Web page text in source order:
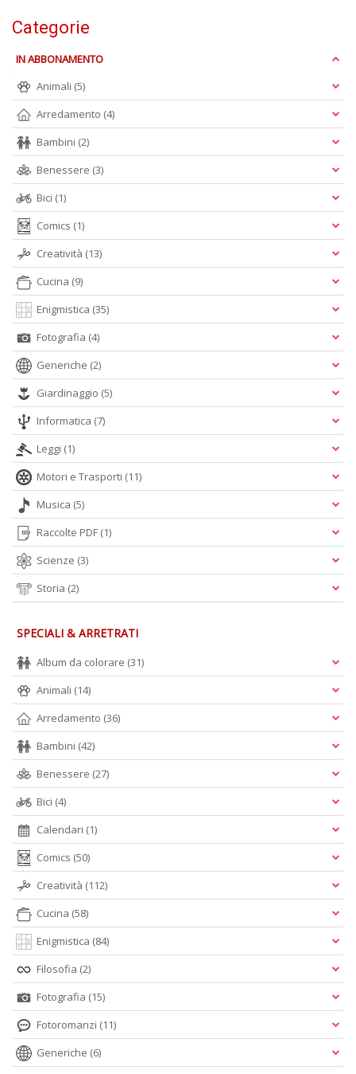
Categorie
IN ABBONAMENTO
Animali (5)
Arredamento (4)
Bambini (2)
Benessere (3)
Bici (1)
Comics (1)
Creatività (13)
Cucina (9)
Enigmistica (35)
Fotografia (4)
Generiche (2)
Giardinaggio (5)
Informatica (7)
Leggi (1)
Motori e Trasporti (11)
Musica (5)
Raccolte PDF (1)
Scienze (3)
Storia (2)
SPECIALI & ARRETRATI
Album da colorare (31)
Animali (14)
Arredamento (36)
Bambini (42)
Benessere (27)
Bici (4)
Calendari (1)
Comics (50)
Creatività (112)
Cucina (58)
Enigmistica (84)
Filosofia (2)
Fotografia (15)
Fotoromanzi (11)
Generiche (6)